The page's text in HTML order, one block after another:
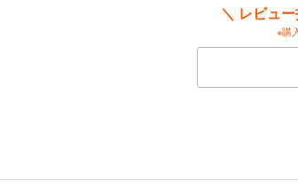
＼ レビュ
※購